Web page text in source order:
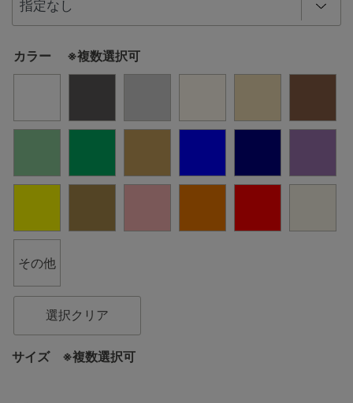
カラー ※複数選択可
その他
選択クリア
サイズ ※複数選択可